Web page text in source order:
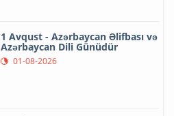
1 Avqust - Azərbaycan Əlifbası və
Azərbaycan Dili Günüdür
01-08-2026